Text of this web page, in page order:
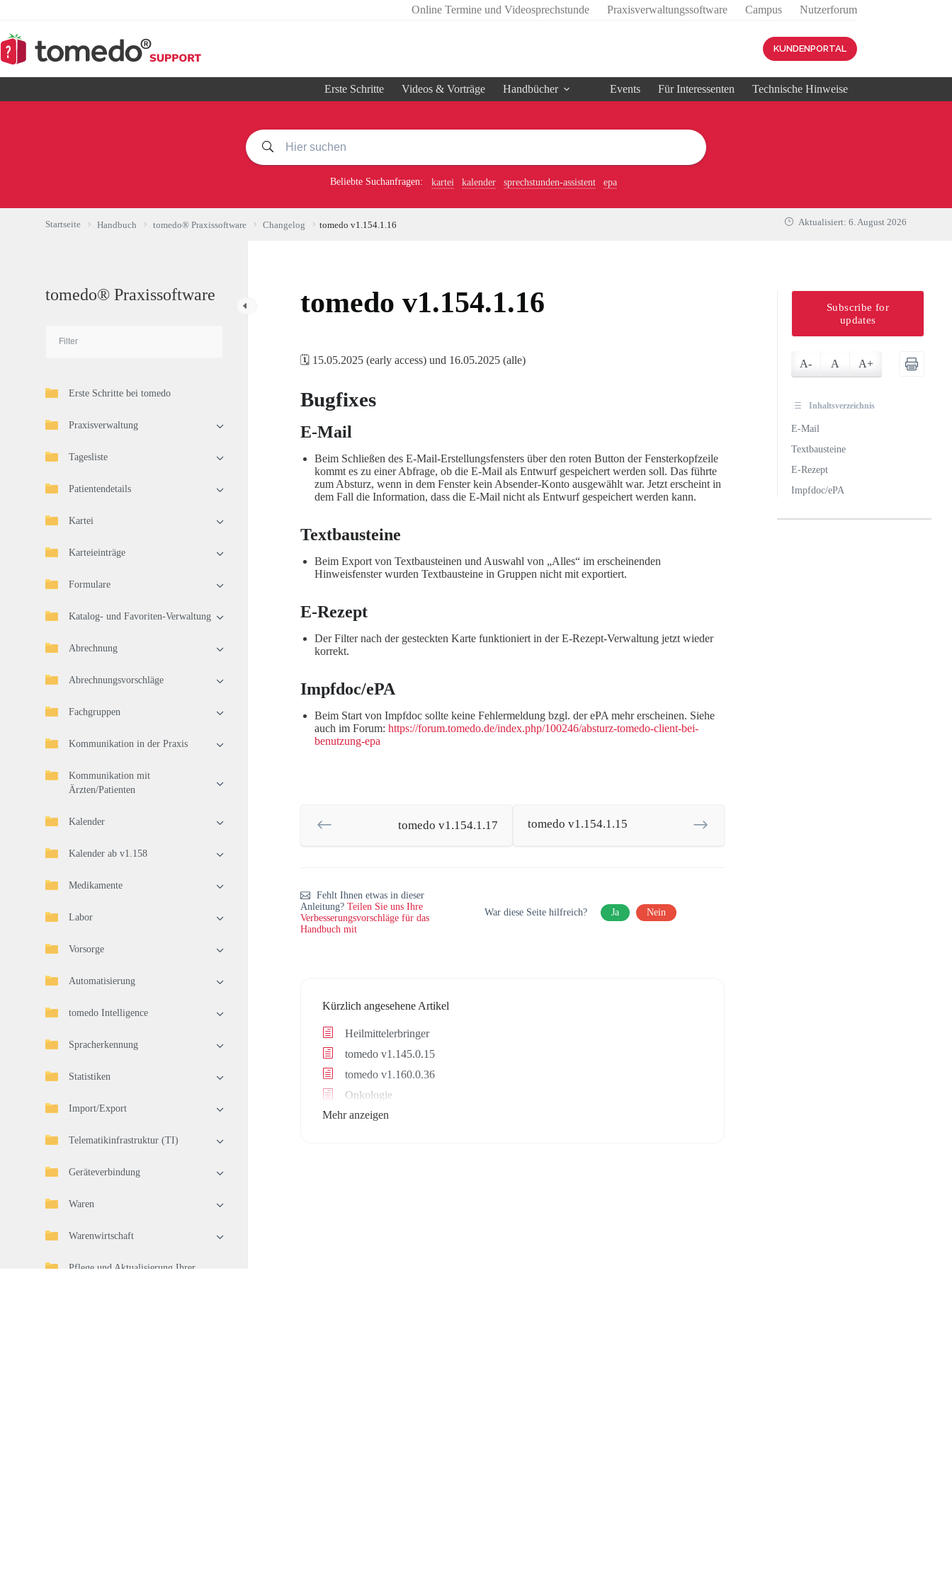
springen
Online Termine und Videosprechstunde Praxisverwaltungssoftware Campus Nutzerforum
KUNDENPORTAL
Erste Schritte Videos & Vorträge Handbücher Events Für Interessenten Technische Hinweise
Beliebte Suchanfragen: kartei kalender sprechstunden-assistent epa
Startseite Handbuch tomedo® Praxissoftware Changelog tomedo v1.154.1.16 Aktualisiert: 6. August 2026
tomedo® Praxissoftware
Erste Schritte bei tomedo
Praxisverwaltung
Tagesliste
Patientendetails
Kartei
Karteieinträge
Formulare
Katalog- und Favoriten-Verwaltung
Abrechnung
Abrechnungsvorschläge
Fachgruppen
Kommunikation in der Praxis
Kommunikation mit
Ärzten/Patienten
Kalender
Kalender ab v1.158
Medikamente
Labor
Vorsorge
Automatisierung
tomedo Intelligence
Spracherkennung
Statistiken
Import/Export
Telematikinfrastruktur (TI)
Geräteverbindung
Waren
Warenwirtschaft
Pflege und Aktualisierung Ihrer
tomedo v1.154.1.16
🗓️ 15.05.2025 (early access) und 16.05.2025 (alle)
Bugfixes
E-Mail
Beim Schließen des E-Mail-Erstellungsfensters über den roten Button der Fensterkopfzeile
kommt es zu einer Abfrage, ob die E-Mail als Entwurf gespeichert werden soll. Das führte
zum Absturz, wenn in dem Fenster kein Absender-Konto ausgewählt war. Jetzt erscheint in
dem Fall die Information, dass die E-Mail nicht als Entwurf gespeichert werden kann.
Textbausteine
Beim Export von Textbausteinen und Auswahl von „Alles“ im erscheinenden
Hinweisfenster wurden Textbausteine in Gruppen nicht mit exportiert.
E-Rezept
Der Filter nach der gesteckten Karte funktioniert in der E-Rezept-Verwaltung jetzt wieder
korrekt.
Impfdoc/ePA
Beim Start von Impfdoc sollte keine Fehlermeldung bzgl. der ePA mehr erscheinen. Siehe
auch im Forum: https://forum.tomedo.de/index.php/100246/absturz-tomedo-client-bei-
benutzung-epa
tomedo v1.154.1.17 tomedo v1.154.1.15
Fehlt Ihnen etwas in dieser
Anleitung? Teilen Sie uns Ihre
Verbesserungsvorschläge für das
Handbuch mit
War diese Seite hilfreich? Ja Nein
Kürzlich angesehene Artikel
Heilmittelerbringer
tomedo v1.145.0.15
tomedo v1.160.0.36
Onkologie
Mehr anzeigen
Subscribe for
updates
A- A A+
Inhaltsverzeichnis
E-Mail
Textbausteine
E-Rezept
Impfdoc/ePA